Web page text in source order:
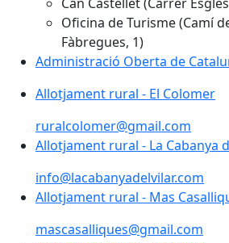
Oficina de Turisme (Camí
Fàbregues, 1)
Administració Oberta de
Administració Oberta de
Allotjament rural - El Colomer
Allotjament rural - El Colomer
ruralcolomer@gmail.com
Allotjament rural - La Cabanya
info@lacabanyadelvilar.com
Allotjament rural - Mas
mascasalliques@gmail.com